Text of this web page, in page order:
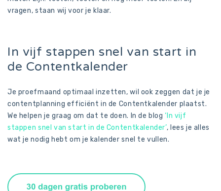
vragen, staan wij voor je klaar.
In vijf stappen snel van start in
de Contentkalender
Je proefmaand optimaal inzetten, wil ook zeggen dat je je
contentplanning efficiënt in de Contentkalender plaatst.
We helpen je graag om dat te doen. In de blog‘In vijf
stappen snel van start in de Contentkalender’, lees je alles
wat je nodig hebt om je kalender snel te vullen.